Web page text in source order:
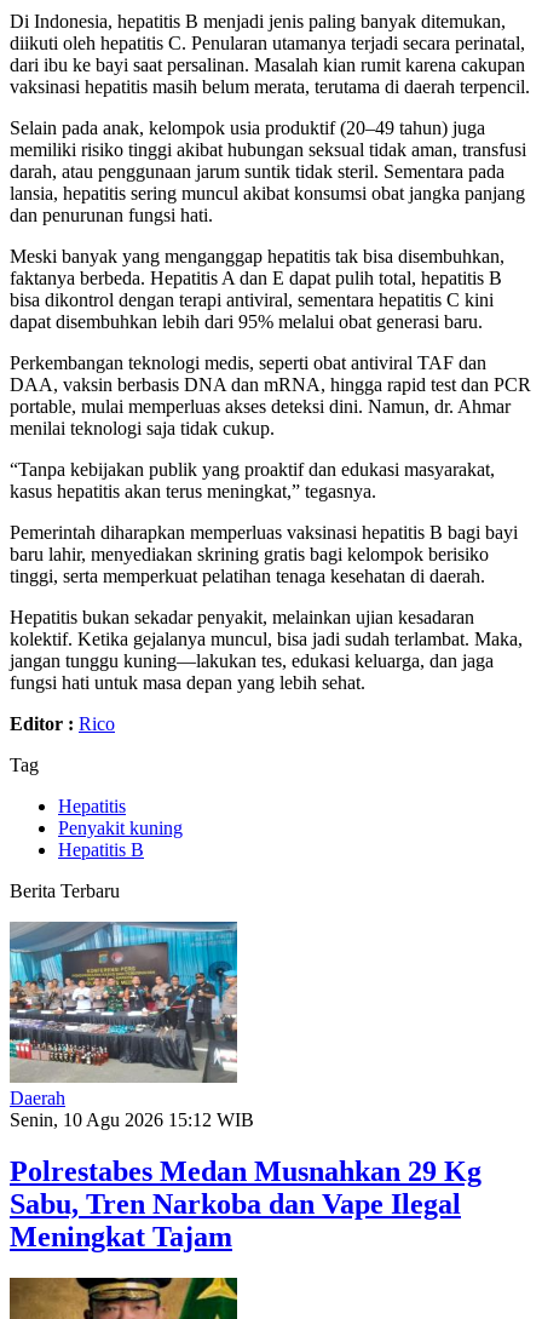
Di Indonesia, hepatitis B menjadi jenis paling banyak ditemukan,
diikuti oleh hepatitis C. Penularan utamanya terjadi secara perinatal,
dari ibu ke bayi saat persalinan. Masalah kian rumit karena cakupan
vaksinasi hepatitis masih belum merata, terutama di daerah terpencil.
Selain pada anak, kelompok usia produktif (20–49 tahun) juga
memiliki risiko tinggi akibat hubungan seksual tidak aman, transfusi
darah, atau penggunaan jarum suntik tidak steril. Sementara pada
lansia, hepatitis sering muncul akibat konsumsi obat jangka panjang
dan penurunan fungsi hati.
Meski banyak yang menganggap hepatitis tak bisa disembuhkan,
faktanya berbeda. Hepatitis A dan E dapat pulih total, hepatitis B
bisa dikontrol dengan terapi antiviral, sementara hepatitis C kini
dapat disembuhkan lebih dari 95% melalui obat generasi baru.
Perkembangan teknologi medis, seperti obat antiviral TAF dan
DAA, vaksin berbasis DNA dan mRNA, hingga rapid test dan PCR
portable, mulai memperluas akses deteksi dini. Namun, dr. Ahmar
menilai teknologi saja tidak cukup.
“Tanpa kebijakan publik yang proaktif dan edukasi masyarakat,
kasus hepatitis akan terus meningkat,” tegasnya.
Pemerintah diharapkan memperluas vaksinasi hepatitis B bagi bayi
baru lahir, menyediakan skrining gratis bagi kelompok berisiko
tinggi, serta memperkuat pelatihan tenaga kesehatan di daerah.
Hepatitis bukan sekadar penyakit, melainkan ujian kesadaran
kolektif. Ketika gejalanya muncul, bisa jadi sudah terlambat. Maka,
jangan tunggu kuning—lakukan tes, edukasi keluarga, dan jaga
fungsi hati untuk masa depan yang lebih sehat.
Editor : Rico
Tag
Hepatitis
Penyakit kuning
Hepatitis B
Berita Terbaru
Daerah
Senin, 10 Agu 2026 15:12 WIB
Polrestabes Medan Musnahkan 29 Kg
Sabu, Tren Narkoba dan Vape Ilegal
Meningkat Tajam